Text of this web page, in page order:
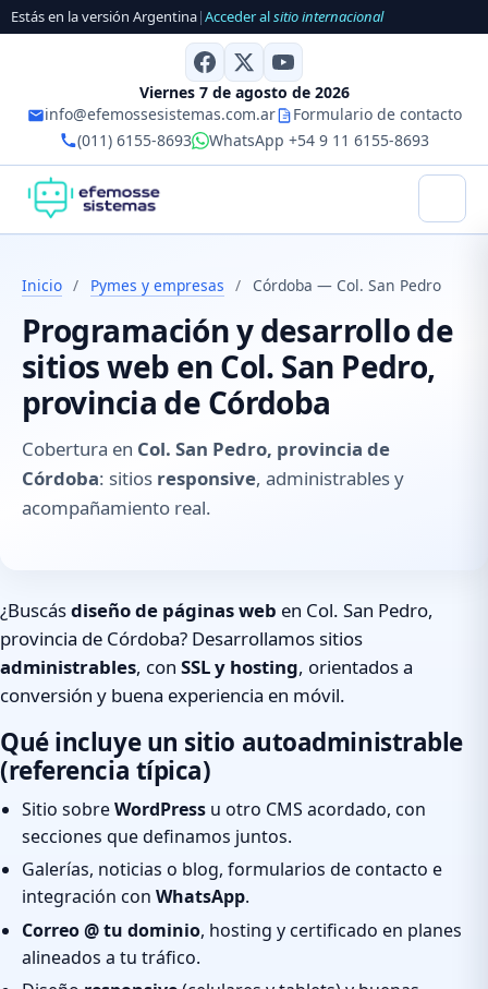
Estás en la versión Argentina|Acceder alsitio internacional
Viernes 7 de agosto de 2026
info@efemossesistemas.com.ar
Formulario de contacto
(011) 6155-8693
WhatsApp +54 9 11 6155-8693
Inicio / Pymes y empresas / Córdoba — Col. San Pedro
Programación y desarrollo de
sitios web en Col. San Pedro,
provincia de Córdoba
Cobertura en Col. San Pedro, provincia de
Córdoba: sitios responsive, administrables y
acompañamiento real.
¿Buscásdiseño de páginas web en Col. San Pedro,
provincia de Córdoba? Desarrollamos sitios
administrables, con SSL y hosting, orientados a
conversión y buena experiencia en móvil.
Qué incluye un sitio autoadministrable
(referencia típica)
Sitio sobreWordPress u otro CMS acordado, con
secciones que definamos juntos.
Galerías, noticias o blog, formularios de contacto e
integración con WhatsApp.
Correo @ tu dominio, hosting y certificado en planes
alineados a tu tráfico.